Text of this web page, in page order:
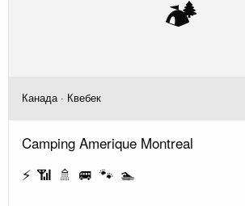
🏕️
Канада · Квебек
Camping Amerique Montreal
⚡ 📶 🚿 🚐 🐾 🏊